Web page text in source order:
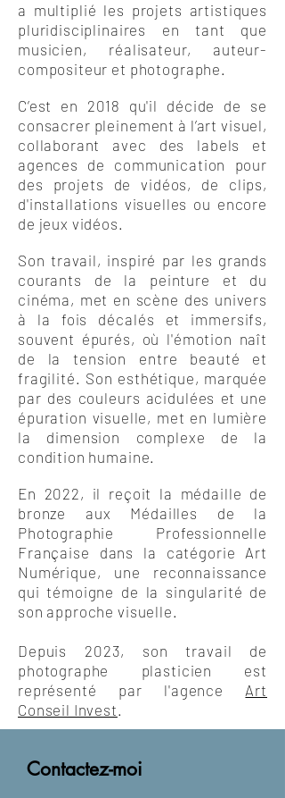
a multiplié les projets artistiques
pluridisciplinaires en tant que
musicien, réalisateur, auteur-
compositeur et photographe.
C’est en 2018 qu'il décide de se
consacrer pleinement à l’art visuel,
collaborant avec des labels et
agences de communication pour
des projets de vidéos, de clips,
d'installations visuelles ou encore
de jeux vidéos.
Son travail, inspiré par les grands
courants de la peinture et du
cinéma, met en scène des univers
à la fois décalés et immersifs,
souvent épurés, où l'émotion naît
de la tension entre beauté et
fragilité. Son esthétique, marquée
par des couleurs acidulées et une
épuration visuelle, met en lumière
la dimension complexe de la
condition humaine.
En 2022, il reçoit la médaille de
bronze aux Médailles de la
Photographie Professionnelle
Française dans la catégorie Art
Numérique, une reconnaissance
qui témoigne de la singularité de
son approche visuelle.
Depuis 2023, son travail de
photographe plasticien est
représenté par l'agence Art
Conseil Invest.
Contactez-moi